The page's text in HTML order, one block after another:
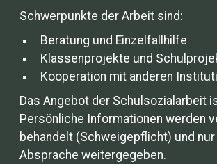
Schwerpunkte der Arbeit sind:
Beratung und Einzelfallhilfe
Klassenprojekte und
Kooperation mit anderen
Das Angebot der Schulsozialarbeit
Persönliche Informationen werden
behandelt (Schweigepflicht) und nur
Absprache weitergegeben.